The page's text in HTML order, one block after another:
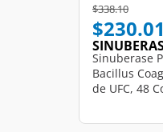
Price reduced
$338.10to
$230.01
Sinuberase
Bacillus
de UFC, 48